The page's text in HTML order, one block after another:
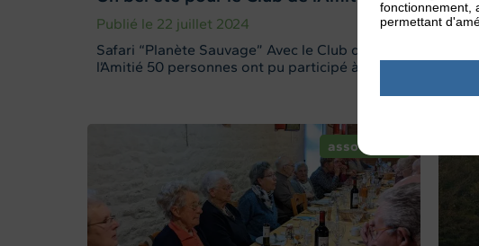
Publié le 22 juillet 2024
Safari “Planète Sauvage” Avec le Club de
l’Amitié 50 personnes ont pu participé à la ...
association
fonctionnement,
permettant